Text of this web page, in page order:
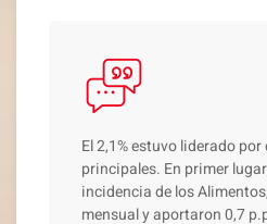
El 2,1% estuvo liderado
principales. En primer
incidencia de los
mensual y aportaron 0,7